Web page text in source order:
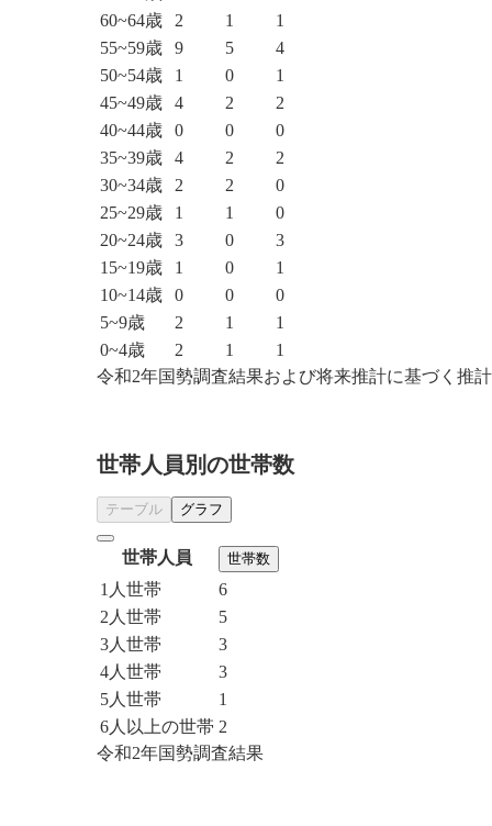
60~64歳
2 1
1
55~59歳
9 5
4
50~54歳
1 0
1
45~49歳
4 2
2
40~44歳
0 0
0
35~39歳
4 2
2
30~34歳
2 2
0
25~29歳
1 1
0
20~24歳
3 0
3
15~19歳
1 0
1
10~14歳
0 0
0
5~9歳
2 1
1
0~4歳
2 1
1
令和2年国勢調査結果および将来推計に基づく推
世帯人員別の世帯数
テーブル グラフ
世帯人員 世帯数
1人世帯
6
2人世帯
5
3人世帯
3
4人世帯
3
5人世帯
1
6人以上の世帯 2
令和2年国勢調査結果